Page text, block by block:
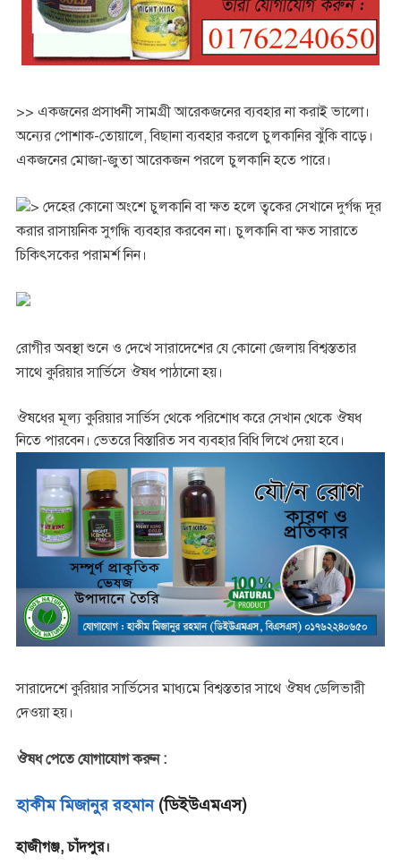
>> একজনের প্রসাধনী সামগ্রী আরেকজনের ব্যবহার না করাই ভালো।
অন্যের পোশাক-তোয়ালে, বিছানা ব্যবহার করলে চুলকানির ঝুঁকি বাড়ে।
একজনের মোজা-জুতা আরেকজন পরলে চুলকানি হতে পারে।
> দেহের কোনো অংশে চুলকানি বা ক্ষত হলে ত্বকের সেখানে দুর্গন্ধ দূর
করার রাসায়নিক সুগন্ধি ব্যবহার করবেন না। চুলকানি বা ক্ষত সারাতে
চিকিৎসকের পরামর্শ নিন।
রোগীর অবস্থা শুনে ও দেখে সারাদেশের যে কোনো জেলায় বিশ্বস্ততার
সাথে কুরিয়ার সার্ভিসে ঔষধ পাঠানো হয়।
ঔষধের মূল্য কুরিয়ার সার্ভিস থেকে পরিশোধ করে সেখান থেকে ঔষধ
নিতে পারবেন। ভেতরে বিস্তারিত সব ব্যবহার বিধি লিখে দেয়া হবে।
সারাদেশে কুরিয়ার সার্ভিসের মাধ্যমে বিশ্বস্ততার সাথে ঔষধ ডেলিভারী
দেওয়া হয়।
ঔষধ পেতে যোগাযোগ করুন :
হাকীম মিজানুর রহমান(ডিইউএমএস)
হাজীগঞ্জ, চাঁদপুর।